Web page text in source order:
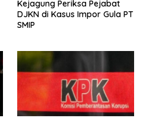
Kejagung Periksa Pejabat
DJKN di Kasus Impor Gula PT
SMIP